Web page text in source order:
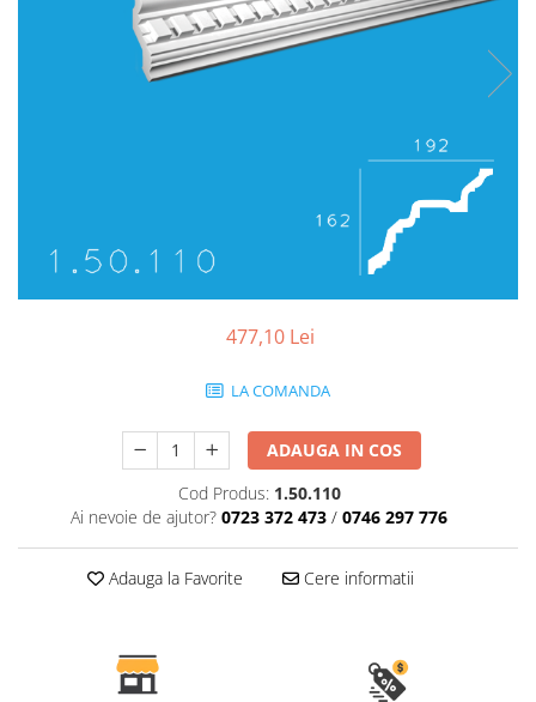
Capiteluri coloane
Baze semicoloane
Inele semicoloane
Trunchiuri semicoloane
Rozete de interior
Cadru de arc
Console de interior
477,10 Lei
LA COMANDA
ADAUGA IN COS
Cod Produs: 1.50.110
Ai nevoie de ajutor? 0723 372 473 / 0746 297 776
Adauga la Favorite Cere informatii